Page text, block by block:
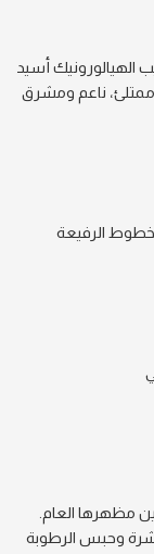
الهيالورونيك أسيد
ناعم ومشرق
الرفيعة
مظهرها العام.
وحبس الرطوبة